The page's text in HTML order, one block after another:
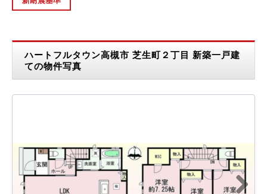
ハートフルタウン高槻市 芝生町２丁目 新築一戸建
ての物件写真